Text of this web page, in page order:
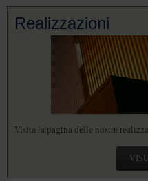
Realizzazioni
Visita la pagina delle nostre